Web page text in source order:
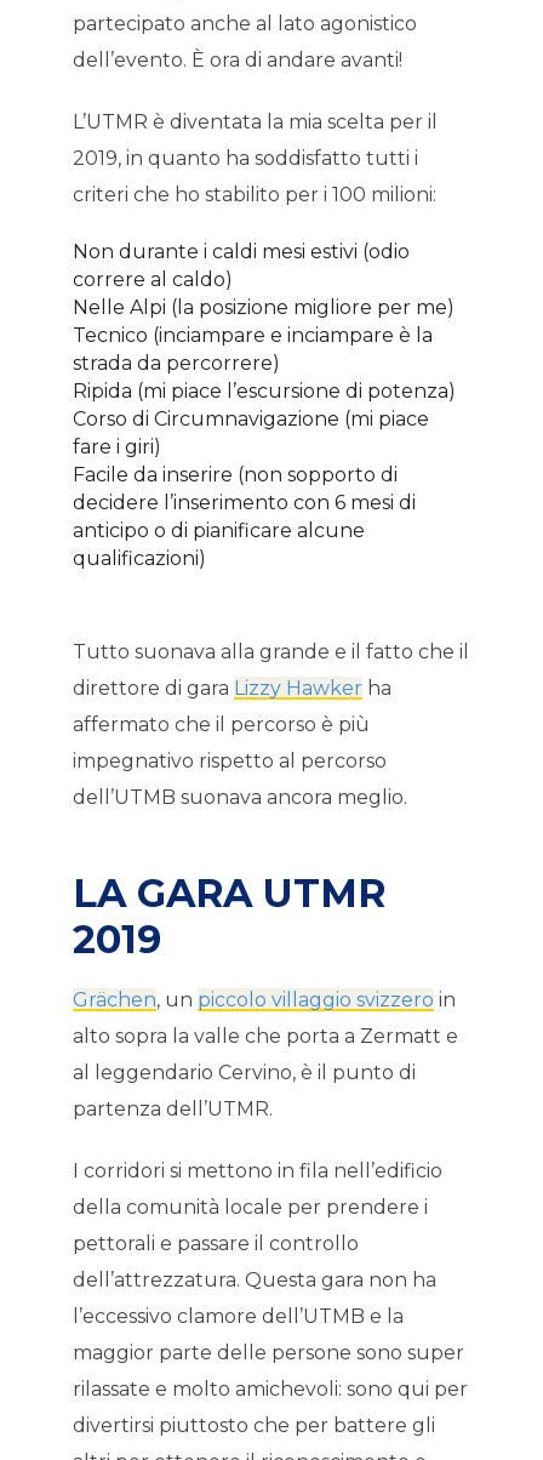
partecipato anche al lato agonistico
dell’evento. È ora di andare avanti!
L’UTMR è diventata la mia scelta per il
2019, in quanto ha soddisfatto tutti i
criteri che ho stabilito per i 100 milioni:
Non durante i caldi mesi estivi (odio
correre al caldo)
Nelle Alpi (la posizione migliore per me)
Tecnico (inciampare e inciampare è la
strada da percorrere)
Ripida (mi piace l’escursione di potenza)
Corso di Circumnavigazione (mi piace
fare i giri)
Facile da inserire (non sopporto di
decidere l’inserimento con 6 mesi di
anticipo o di pianificare alcune
qualificazioni)
Tutto suonava alla grande e il fatto che il
direttore di gara Lizzy Hawker ha
affermato che il percorso è più
impegnativo rispetto al percorso
dell’UTMB suonava ancora meglio.
LA GARA UTMR
2019
Grächen, un piccolo villaggio svizzero in
alto sopra la valle che porta a Zermatt e
al leggendario Cervino, è il punto di
partenza dell’UTMR.
I corridori si mettono in fila nell’edificio
della comunità locale per prendere i
pettorali e passare il controllo
dell’attrezzatura. Questa gara non ha
l’eccessivo clamore dell’UTMB e la
maggior parte delle persone sono super
rilassate e molto amichevoli: sono qui per
divertirsi piuttosto che per battere gli